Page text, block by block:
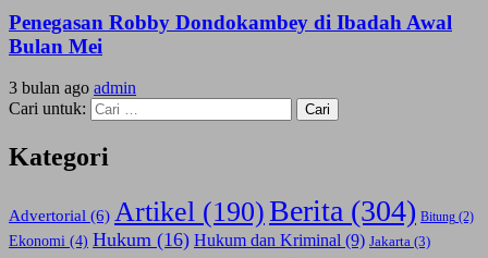
Penegasan Robby Dondokambey di Ibadah Awal
Bulan Mei
3 bulan ago admin
Cari untuk:
Kategori
Advertorial (6) Artikel (190)Berita (304) Bitung (2)
Ekonomi (4) Hukum (16) Hukum dan Kriminal (9) Jakarta (3)